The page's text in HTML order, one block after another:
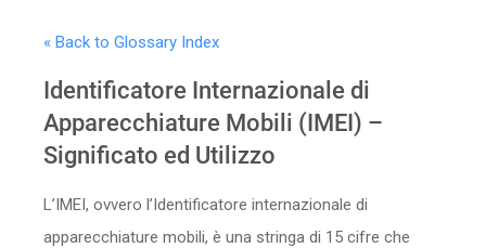
« Back to Glossary Index
Identificatore Internazionale di
Apparecchiature Mobili (IMEI) –
Significato ed Utilizzo
L’IMEI, ovvero l’Identificatore internazionale di
apparecchiature mobili, è una stringa di 15 cifre che